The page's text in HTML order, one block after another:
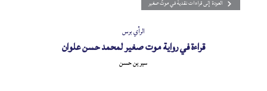
العودة إلى قراءات نقدية في موتٌ صغير
الرأي برس
قراءة في رواية موت صغير لمحمد حسن علوان
سيرين حسن